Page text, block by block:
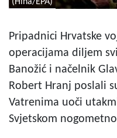
Pripadnici Hrvatske
operacijama diljem
Banožić i načelnik
Robert Hranj poslali
Vatrenima uoči
Svjetskom